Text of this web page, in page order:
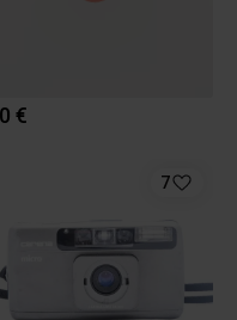
€
7